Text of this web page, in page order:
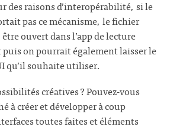
des raisons d’interopérabilité, si le
pas ce mécanisme, le fichier
ouvert dans l’app de lecture
on pourrait également laisser le
qu’il souhaite utiliser.
créatives ? Pouvez-vous
à créer et développer à coup
toutes faites et éléments